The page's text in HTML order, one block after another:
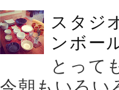
スタジ
ンボー
とって
今朝もいろい